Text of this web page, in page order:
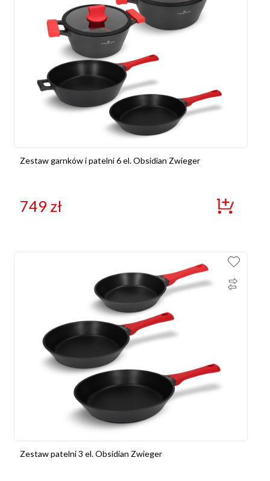
Zestaw garnków i patelni 6 el. Obsidian Zwieger
749 zł
Zestaw patelni 3 el. Obsidian Zwieger